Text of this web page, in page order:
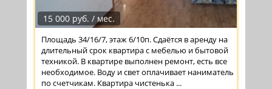
15 000 руб. / мес.
Площадь 34/16/7, этаж 6/10п. Сдаётся в аренду на
длительный срок квартира с мебелью и бытовой
техникой. В квартире выполнен ремонт, есть все
необходимое. Воду и свет оплачивает наниматель
по счетчикам. Квартира чистенька ...